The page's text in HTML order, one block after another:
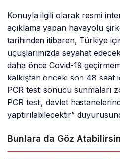
Konuyla ilgili olarak resmi
açıklama yapan havayolu
tarihinden itibaren, Türkiye
uçuşlarımızda seyahat
daha önce Covid-19
kalkıştan önceki son 48 saat
PCR testi sonucu sunmaları
PCR testi, devlet
yaptırılabilecektir”
Bunlara da Göz